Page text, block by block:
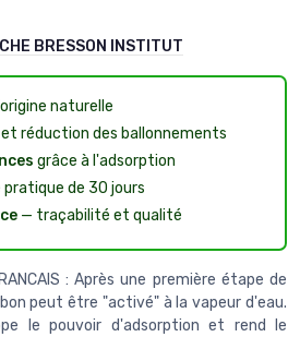
BRESSON INSTITUT
naturelle
et réduction des ballonnements
grâce à l'adsorption
pratique de 30 jours
— traçabilité et qualité
: Après une première étape de
peut être "activé" à la vapeur d'eau.
le pouvoir d'adsorption et rend le